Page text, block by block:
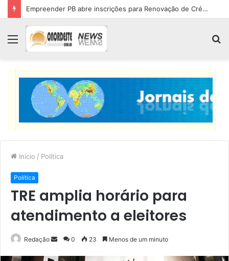
Empreender PB abre inscrições para Renovação de Crédito
Menu
Início / Política
Política
TRE amplia horário para
atendimento a eleitores
Redação
Mande
0 23 Menos de um minuto